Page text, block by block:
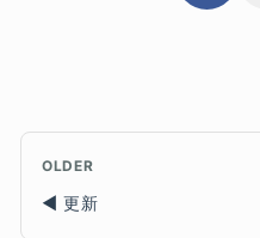
OLDER
更新